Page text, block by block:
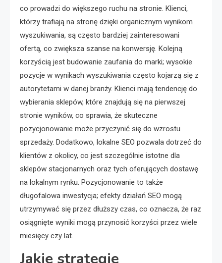
co prowadzi do większego ruchu na stronie. Klienci,
którzy trafiają na stronę dzięki organicznym wynikom
wyszukiwania, są często bardziej zainteresowani
ofertą, co zwiększa szanse na konwersję. Kolejną
korzyścią jest budowanie zaufania do marki; wysokie
pozycje w wynikach wyszukiwania często kojarzą się z
autorytetami w danej branży. Klienci mają tendencję do
wybierania sklepów, które znajdują się na pierwszej
stronie wyników, co sprawia, że skuteczne
pozycjonowanie może przyczynić się do wzrostu
sprzedaży. Dodatkowo, lokalne SEO pozwala dotrzeć do
klientów z okolicy, co jest szczególnie istotne dla
sklepów stacjonarnych oraz tych oferujących dostawę
na lokalnym rynku. Pozycjonowanie to także
długofalowa inwestycja; efekty działań SEO mogą
utrzymywać się przez dłuższy czas, co oznacza, że raz
osiągnięte wyniki mogą przynosić korzyści przez wiele
miesięcy czy lat.
Jakie strategie